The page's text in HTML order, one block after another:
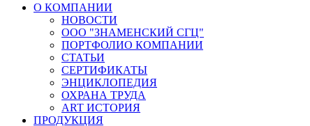
О КОМПАНИИ
НОВОСТИ
ООО "ЗНАМЕНСКИЙ СГЦ"
ПОРТФОЛИО КОМПАНИИ
СТАТЬИ
СЕРТИФИКАТЫ
ЭНЦИКЛОПЕДИЯ
ОХРАНА ТРУДА
ART ИСТОРИЯ
ПРОДУКЦИЯ